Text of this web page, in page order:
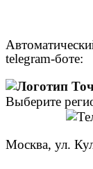
telegram-боте:
Выберите
Москва, ул.